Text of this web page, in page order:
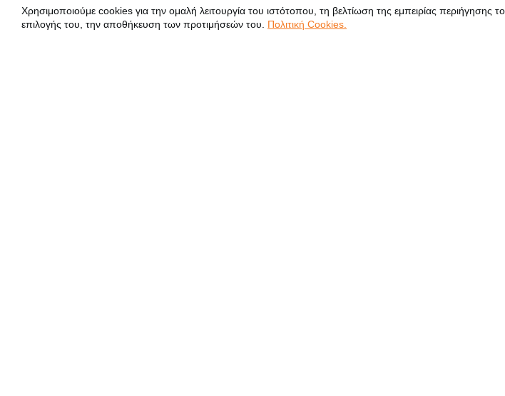
Χρησιμοποιούμε cookies για την ομαλή λειτουργία του ιστότοπου, τη βελτίωση της εμπειρίας περιήγησης
επιλογής του, την αποθήκευση των προτιμήσεών του.
Πολιτική Cookies.